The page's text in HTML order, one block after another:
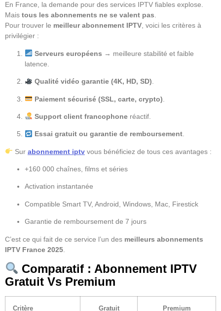
En France, la demande pour des services IPTV fiables explose.
Mais tous les abonnements ne se valent pas.
Pour trouver le meilleur abonnement IPTV, voici les critères à
privilégier :
Serveurs européens → meilleure stabilité et faible
latence.
Qualité vidéo garantie (4K, HD, SD)
Paiement sécurisé (SSL, carte, crypto)
Support client francophoneréactif.
Essai gratuit ou garantie de remboursement.
Sur abonnement iptvvous bénéficiez de tous ces avantages :
+160 000 chaînes, films et séries
Activation instantanée
Compatible Smart TV, Android, Windows, Mac, Firestick
Garantie de remboursement de 7 jours
C’est ce qui fait de ce service l’un des meilleurs abonnements
IPTV France 2025
Comparatif : Abonnement IPTV
Gratuit Vs Premium
Critère Gratuit Premium